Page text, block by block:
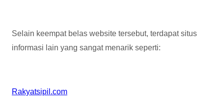
Selain keempat belas website tersebut, terdapat situs
informasi lain yang sangat menarik seperti:
Rakyatsipil.com